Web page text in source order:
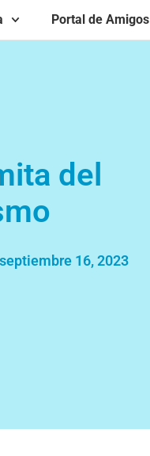
Portal de Amigos
del
septiembre 16, 2023